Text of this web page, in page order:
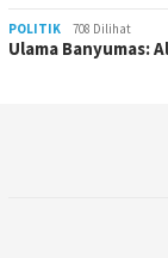
POLITIK 708 Dilihat
Ulama Banyumas: